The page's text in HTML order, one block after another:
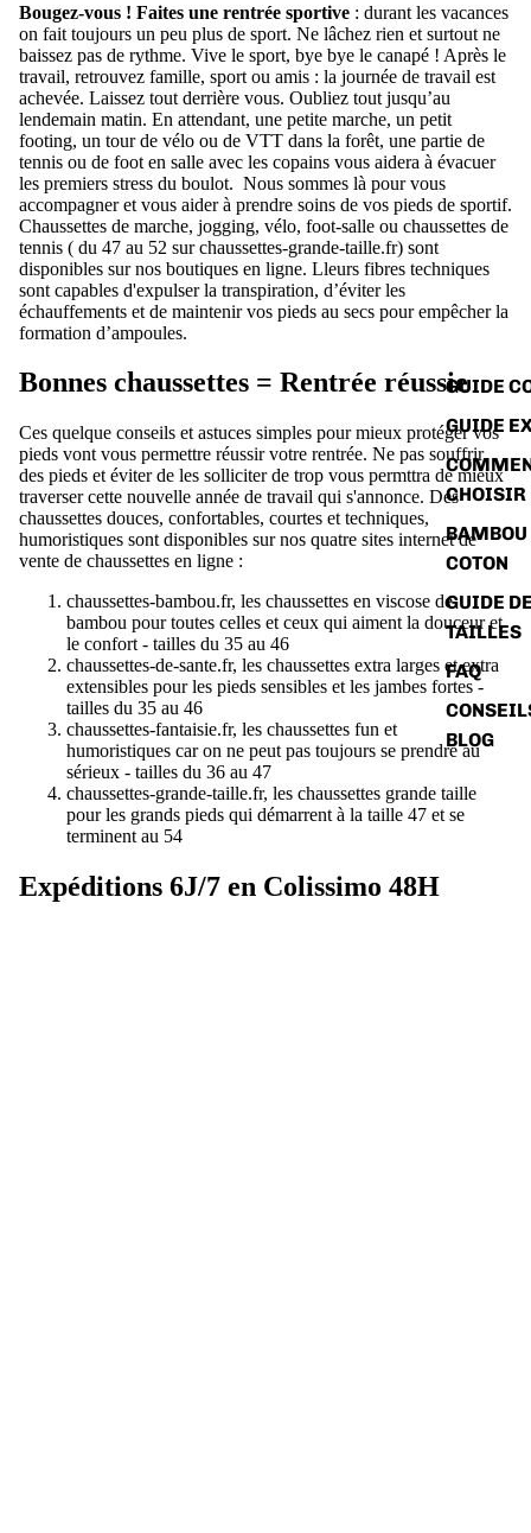
GUIDE
GUIDE
CHOISIR
BAMBOU
COTON
GUIDE
TAILLES
FAQ
BLOG
Bougez-vous ! Faites une rentrée sportive : durant les vacances
on fait toujours un peu plus de sport. Ne lâchez rien et surtout ne
baissez pas de rythme. Vive le sport, bye bye le canapé ! Après le
travail, retrouvez famille, sport ou amis : la journée de travail est
achevée. Laissez tout derrière vous. Oubliez tout jusqu’au
lendemain matin. En attendant, une petite marche, un petit
footing, un tour de vélo ou de VTT dans la forêt, une partie de
tennis ou de foot en salle avec les copains vous aidera à évacuer
les premiers stress du boulot. Nous sommes là pour vous
accompagner et vous aider à prendre soins de vos pieds de sportif.
Chaussettes de marche, jogging, vélo, foot-salle ou chaussettes de
tennis ( du 47 au 52 sur chaussettes-grande-taille.fr) sont
disponibles sur nos boutiques en ligne. Lleurs fibres techniques
sont capables d'expulser la transpiration, d’éviter les
échauffements et de maintenir vos pieds au secs pour empêcher la
formation d’ampoules.
Bonnes chaussettes = Rentrée réussie
Ces quelque conseils et astuces simples pour mieux protéger vos
pieds vont vous permettre réussir votre rentrée. Ne pas souffrir
des pieds et éviter de les solliciter de trop vous permttra de mieux
traverser cette nouvelle année de travail qui s'annonce. Des
chaussettes douces, confortables, courtes et techniques,
humoristiques sont disponibles sur nos quatre sites internet de
vente de chaussettes en ligne :
chaussettes-bambou.fr, les chaussettes en viscose de
bambou pour toutes celles et ceux qui aiment la douceur et
le confort - tailles du 35 au 46
chaussettes-de-sante.fr, les chaussettes extra larges et extra
extensibles pour les pieds sensibles et les jambes fortes -
tailles du 35 au 46
chaussettes-fantaisie.fr, les chaussettes fun et
humoristiques car on ne peut pas toujours se prendre au
sérieux - tailles du 36 au 47
chaussettes-grande-taille.fr, les chaussettes grande taille
pour les grands pieds qui démarrent à la taille 47 et se
terminent au 54
Expéditions 6J/7 en Colissimo 48H